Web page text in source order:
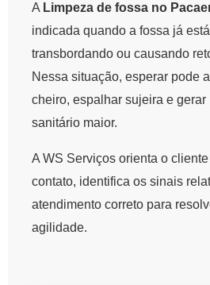
A Limpeza de fossa no
indicada quando a fossa já
transbordando ou causando
Nessa situação, esperar pode
cheiro, espalhar sujeira e gerar
sanitário maior.
A WS Serviços orienta o
contato, identifica os sinais
atendimento correto para
agilidade.